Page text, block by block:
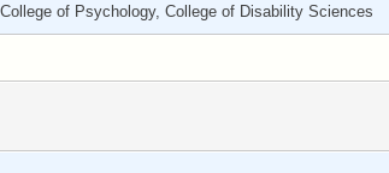
of Psychology, College of Disability Sciences